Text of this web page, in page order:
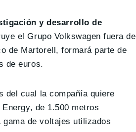
y desarrollo de
el Grupo Volkswagen fuera de
de Martorell, formará parte de
de euros.
del cual la compañía quiere
de 1.500 metros
gama de voltajes utilizados